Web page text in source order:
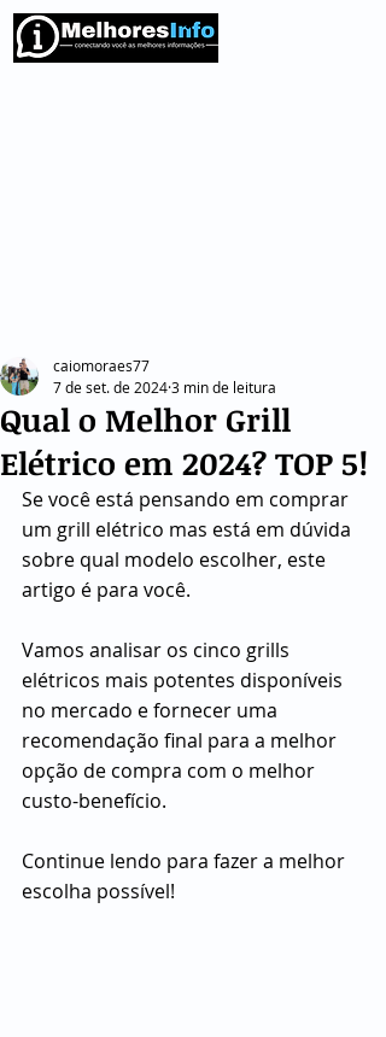
Qual o Melhor Grill
Elétrico em 2024? TOP 5!
caiomoraes77
7 de set. de 20243 min de leitura
Se você está pensando em comprar
um grill elétrico mas está em dúvida
sobre qual modelo escolher, este
artigo é para você.
Vamos analisar os cinco grills
elétricos mais potentes disponíveis
no mercado e fornecer uma
recomendação final para a melhor
opção de compra com o melhor
custo-benefício.
Continue lendo para fazer a melhor
escolha possível!